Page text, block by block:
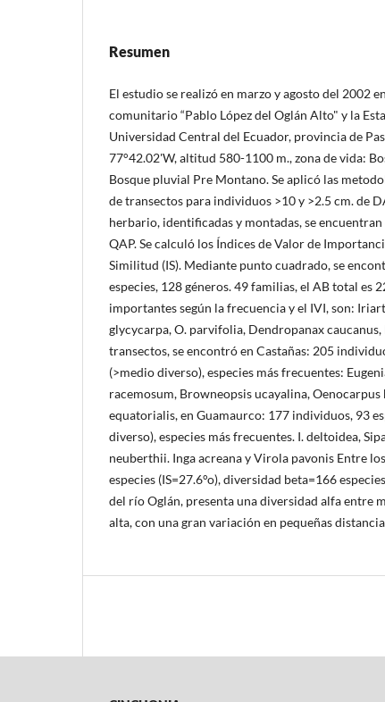
Resumen
El estudio se realizó en marzo y agosto del 2002
comunitario “Pablo López del Oglán Alto" y la
Universidad Central del Ecuador, provincia de
77°42.02'W, altitud 580-1100 m., zona de vida:
Bosque pluvial Pre Montano. Se aplicó las
de transectos para individuos >10 y >2.5 cm. de
herbario, identificadas y montadas, se
QAP. Se calculó los Índices de Valor de
Similitud (IS). Mediante punto cuadrado, se
especies, 128 géneros. 49 familias, el AB total es
importantes según la frecuencia y el IVI, son:
glycycarpa, O. parvifolia, Dendropanax
transectos, se encontró en Castañas: 205
(>medio diverso), especies más frecuentes:
racemosum, Browneopsis ucayalina, Oenocarpus
equatorialis, en Guamaurco: 177 individuos, 93
diverso), especies más frecuentes. I. deltoidea,
neuberthii. Inga acreana y Virola pavonis Entre
especies (IS=27.6°o), diversidad beta=166
del río Oglán, presenta una diversidad alfa entre
alta, con una gran variación en pequeñas